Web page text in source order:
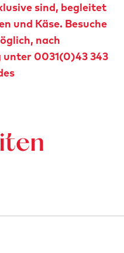
sind, begleitet
und Käse. Besuche
nach
0031(0)43 343